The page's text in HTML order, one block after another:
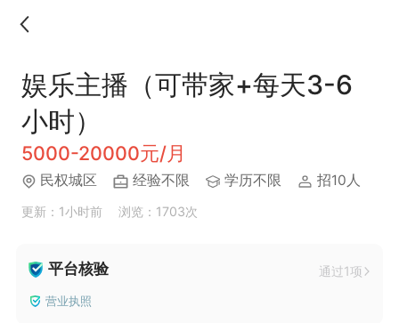
娱乐主播（可带家+每天3-6
小时）
5000-20000元/月
民权城区 经验不限 学历不限 招10人
更新：1小时前 浏览：1703次
平台核验 通过1项
营业执照